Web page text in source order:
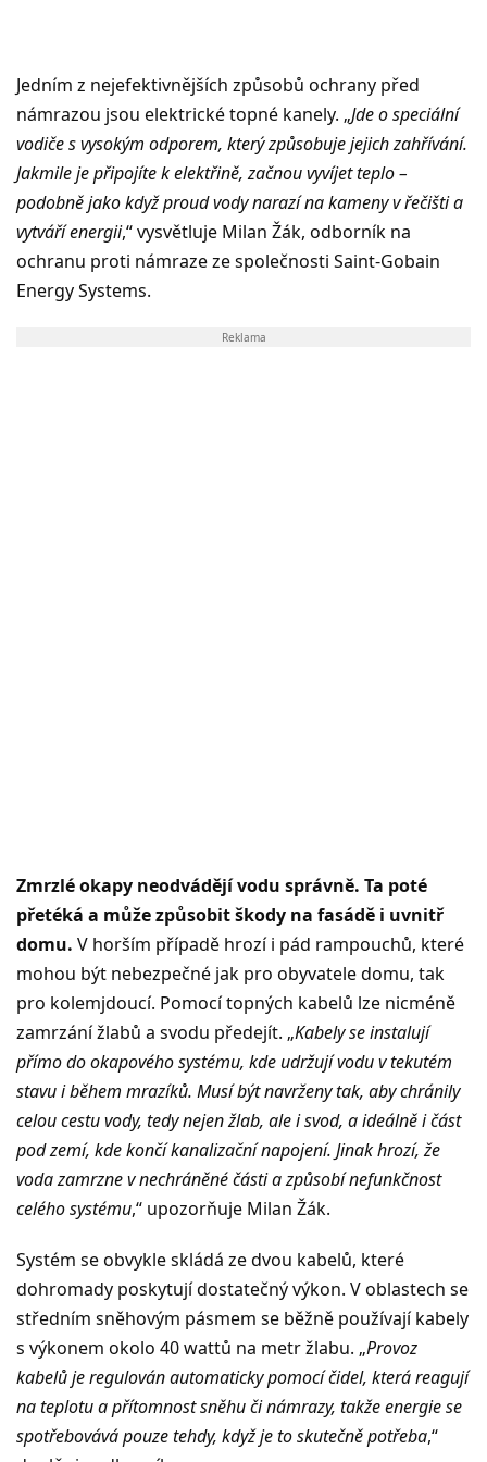
Jedním z nejefektivnějších způsobů ochrany před
námrazou jsou elektrické topné kanely. „Jde o speciální
vodiče s vysokým odporem, který způsobuje jejich zahřívání.
Jakmile je připojíte k elektřině, začnou vyvíjet teplo –
podobně jako když proud vody narazí na kameny v řečišti a
vytváří energii,“ vysvětluje Milan Žák, odborník na
ochranu proti námraze ze společnosti Saint-Gobain
Energy Systems.
Reklama
Zmrzlé okapy neodvádějí vodu správně. Ta poté
přetéká a může způsobit škody na fasádě i uvnitř
domu. V horším případě hrozí i pád rampouchů, které
mohou být nebezpečné jak pro obyvatele domu, tak
pro kolemjdoucí. Pomocí topných kabelů lze nicméně
zamrzání žlabů a svodu předejít. „Kabely se instalují
přímo do okapového systému, kde udržují vodu v tekutém
stavu i během mrazíků. Musí být navrženy tak, aby chránily
celou cestu vody, tedy nejen žlab, ale i svod, a ideálně i část
pod zemí, kde končí kanalizační napojení. Jinak hrozí, že
voda zamrzne v nechráněné části a způsobí nefunkčnost
celého systému,“ upozorňuje Milan Žák.
Systém se obvykle skládá ze dvou kabelů, které
dohromady poskytují dostatečný výkon. V oblastech se
středním sněhovým pásmem se běžně používají kabely
s výkonem okolo 40 wattů na metr žlabu. „Provoz
kabelů je regulován automaticky pomocí čidel, která reagují
na teplotu a přítomnost sněhu či námrazy, takže energie se
spotřebovává pouze tehdy, když je to skutečně potřeba,“